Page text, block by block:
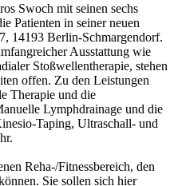
Swoch mit seinen sechs
Patienten in seiner neuen
14193 Berlin-Schmargendorf.
Ausstattung wie
Stoßwellentherapie, stehen
offen. Zu den Leistungen
Therapie und die
Lymphdrainage und die
Taping, Ultraschall- und
Reha-/Fitnessbereich, den
Sie sollen sich hier